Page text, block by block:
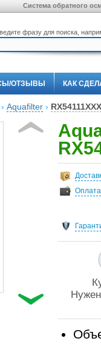
Система обратного
фразу для поиска,
ОТЗЫВЫ КАК
› Aquafilter › RX54111XXX
Оплата